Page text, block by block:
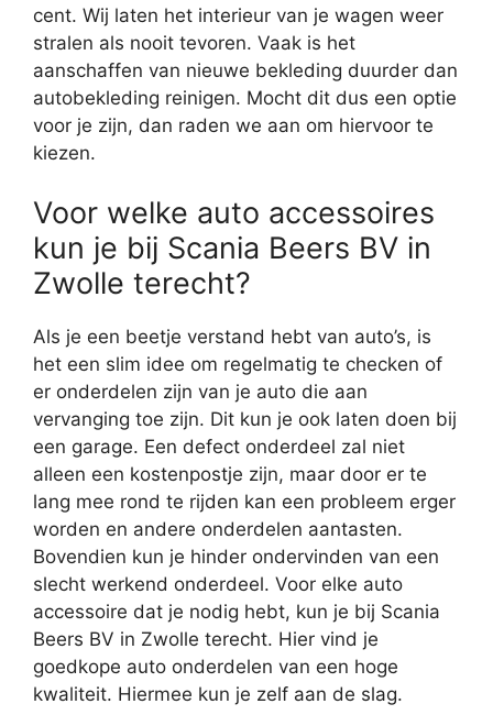
cent. Wij laten het interieur van je wagen weer
stralen als nooit tevoren. Vaak is het
aanschaffen van nieuwe bekleding duurder dan
autobekleding reinigen. Mocht dit dus een optie
voor je zijn, dan raden we aan om hiervoor te
kiezen.
Voor welke auto accessoires
kun je bij Scania Beers BV in
Zwolle terecht?
Als je een beetje verstand hebt van auto’s, is
het een slim idee om regelmatig te checken of
er onderdelen zijn van je auto die aan
vervanging toe zijn. Dit kun je ook laten doen bij
een garage. Een defect onderdeel zal niet
alleen een kostenpostje zijn, maar door er te
lang mee rond te rijden kan een probleem erger
worden en andere onderdelen aantasten.
Bovendien kun je hinder ondervinden van een
slecht werkend onderdeel. Voor elke auto
accessoire dat je nodig hebt, kun je bij Scania
Beers BV in Zwolle terecht. Hier vind je
goedkope auto onderdelen van een hoge
kwaliteit. Hiermee kun je zelf aan de slag.